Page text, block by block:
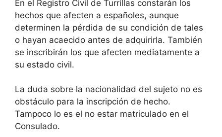
En el Registro Civil de Turrillas constarán los
hechos que afecten a españoles, aunque
determinen la pérdida de su condición de tales
o hayan acaecido antes de adquirirla. También
se inscribirán los que afecten mediatamente a
su estado civil.
La duda sobre la nacionalidad del sujeto no es
obstáculo para la inscripción de hecho.
Tampoco lo es el no estar matriculado en el
Consulado.